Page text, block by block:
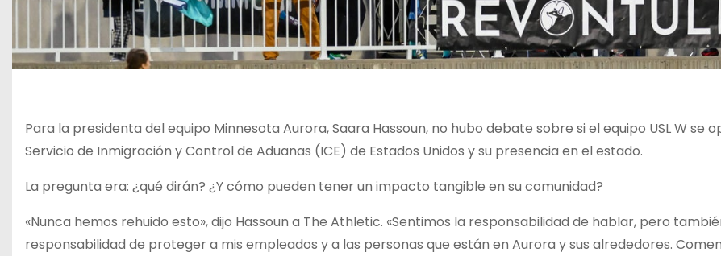
Para la presidenta del equipo Minnesota Aurora, Saara Hassoun, no hubo debate sobre si el equipo USL W se
Servicio de Inmigración y Control de Aduanas (ICE) de Estados Unidos y su presencia en el estado.
La pregunta era: ¿qué dirán? ¿Y cómo pueden tener un impacto tangible en su comunidad?
«Nunca hemos rehuido esto», dijo Hassoun a The Athletic. «Sentimos la responsabilidad de hablar, pero
responsabilidad de proteger a mis empleados y a las personas que están en Aurora y sus alrededores.